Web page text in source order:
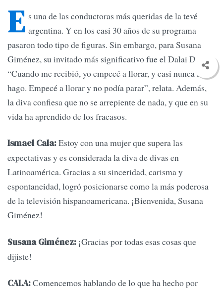
E s una de las conductoras más queridas de la tevé
argentina. Y en los casi 30 años de su programa
pasaron todo tipo de figuras. Sin embargo, para Susana
Giménez, su invitado más significativo fue el Dalai Dama.
“Cuando me recibió, yo empecé a llorar, y casi nunca lo
hago. Empecé a llorar y no podía parar”, relata. Además,
la diva confiesa que no se arrepiente de nada, y que en su
vida ha aprendido de los fracasos.
Ismael Cala:Estoy con una mujer que supera las
expectativas y es considerada la diva de divas en
Latinoamérica. Gracias a su sinceridad, carisma y
espontaneidad, logró posicionarse como la más poderosa
de la televisión hispanoamericana. ¡Bienvenida, Susana
Giménez!
Susana Giménez: ¡Gracias por todas esas cosas que
dijiste!
CALA:Comencemos hablando de lo que ha hecho por